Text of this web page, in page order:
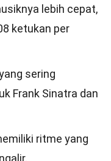
lebih cepat,
ketukan per
sering
Frank Sinatra dan
ritme yang